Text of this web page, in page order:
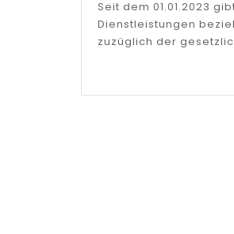
Seit dem 01.01.2023
Dienstleistungen
zuzüglich der